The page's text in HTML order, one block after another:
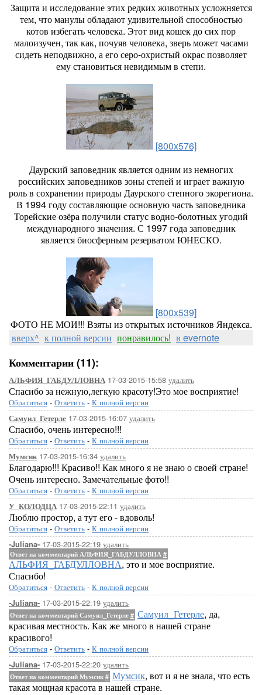
Защита и исследование этих редких животных усложняется
тем, что манулы обладают удивительной способностью
котов избегать человека. Этот вид кошек до сих пор
малоизучен, так как, почуяв человека, зверь может часами
сидеть неподвижно, а его серо-охристый окрас позволяет
ему становиться невидимым в степи.
[800x576]
Даурский заповедник является одним из немногих
российских заповедников зоны степей и играет важную
роль в сохранении природы Даурского степного экорегиона.
В 1994 году составляющие основную часть заповедника
Торейские озёра получили статус водно-болотных угодий
международного значения. С 1997 года заповедник
является биосферным резерватом ЮНЕСКО.
[800x539]
ФОТО НЕ МОИ!!! Взяты из открытых источников Яндекса.
вверх^ к полной версии понравилось! в evernote
Комментарии (11):
АЛЬФИЯ_ГАБДУЛЛОВНА 17-03-2015-15:58 удалить
Спасибо за нежную,легкую красоту!Это мое восприятие!
Обратиться - Ответить - К полной версии
Самуил_Гетерле 17-03-2015-16:07 удалить
Спасибо, очень интересно!!!
Обратиться - Ответить - К полной версии
Мумсик17-03-2015-16:34 удалить
Благодарю!!! Красиво!! Как много я не знаю о своей стране!
Очень интересно. Замечательные фото!!
Обратиться - Ответить - К полной версии
У_КОЛОДЦА 17-03-2015-22:11 удалить
Люблю простор, а тут его - вдоволь!
Обратиться - Ответить - К полной версии
-Juliana- 17-03-2015-22:19 удалить
Ответ на комментарий АЛЬФИЯ_ГАБДУЛЛОВНА #
АЛЬФИЯ_ГАБДУЛЛОВНА, это и мое восприятие.
Спасибо!
Обратиться - Ответить - К полной версии
-Juliana- 17-03-2015-22:19 удалить
Ответ на комментарий Самуил_Гетерле # Самуил_Гетерле, да,
красивая местность. Как же много в нашей стране
красивого!
Обратиться - Ответить - К полной версии
-Juliana- 17-03-2015-22:20 удалить
Ответ на комментарий Мумсик # Мумсик, вот и я не знала, что есть
такая мощная красота в нашей стране.